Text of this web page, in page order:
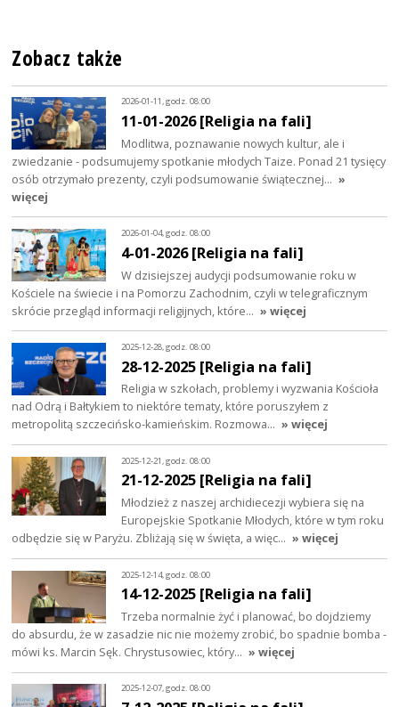
Zobacz także
2026-01-11, godz. 08:00
11-01-2026 [Religia na fali]
Modlitwa, poznawanie nowych kultur, ale i
zwiedzanie - podsumujemy spotkanie młodych Taize. Ponad 21 tysięcy
osób otrzymało prezenty, czyli podsumowanie świątecznej… »
więcej
2026-01-04, godz. 08:00
4-01-2026 [Religia na fali]
W dzisiejszej audycji podsumowanie roku w
Kościele na świecie i na Pomorzu Zachodnim, czyli w telegraficznym
skrócie przegląd informacji religijnych, które… » więcej
2025-12-28, godz. 08:00
28-12-2025 [Religia na fali]
Religia w szkołach, problemy i wyzwania Kościoła
nad Odrą i Bałtykiem to niektóre tematy, które poruszyłem z
metropolitą szczecińsko-kamieńskim. Rozmowa… » więcej
2025-12-21, godz. 08:00
21-12-2025 [Religia na fali]
Młodzież z naszej archidiecezji wybiera się na
Europejskie Spotkanie Młodych, które w tym roku
odbędzie się w Paryżu. Zbliżają się w święta, a więc… » więcej
2025-12-14, godz. 08:00
14-12-2025 [Religia na fali]
Trzeba normalnie żyć i planować, bo dojdziemy
do absurdu, że w zasadzie nic nie możemy zrobić, bo spadnie bomba -
mówi ks. Marcin Sęk. Chrystusowiec, który… » więcej
2025-12-07, godz. 08:00